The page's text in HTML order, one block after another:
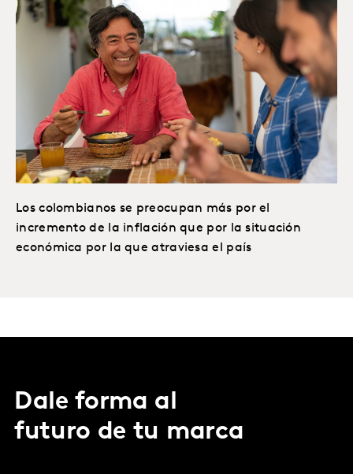
Los colombianos se preocupan más por el
incremento de la inflación que por la situación
económica por la que atraviesa el país
Dale forma al
futuro de tu marca